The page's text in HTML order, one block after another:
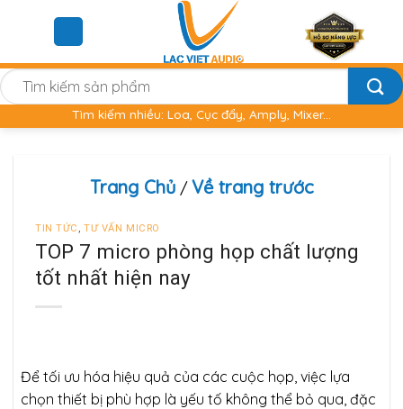
Tìm
kiếm:
Tìm kiếm nhiều: Loa, Cục đẩy, Amply, Mixer...
Trang Chủ / Về trang trước
TIN TỨC ,TƯ VẤN MICRO
TOP 7 micro phòng họp chất lượng
tốt nhất hiện nay
Để tối ưu hóa hiệu quả của các cuộc họp, việc lựa
chọn thiết bị phù hợp là yếu tố không thể bỏ qua, đặc